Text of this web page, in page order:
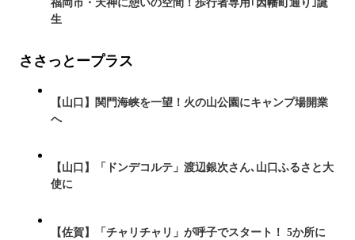
福岡市・天神に憩いの空間！歩行者専用｢因幡町通り｣誕
生
ささっとープラス
【山口】関門海峡を一望！火の山公園にキャンプ場開業
へ
【山口】「ドンデコルテ」渡辺銀次さん､山口ふるさと大
使に
【佐賀】「チャリチャリ」が呼子でスタート！ 5か所に